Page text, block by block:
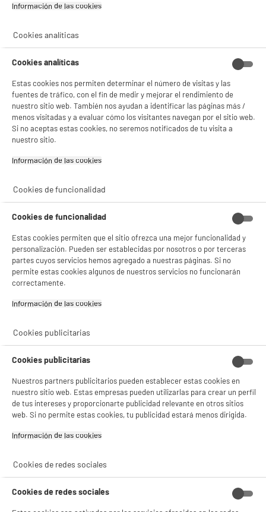
Cuyo0€10
Cuyo0€02
Recogemosgratuitamente
electrodoméstico.
Más información
Garantía incluida :3 años
Hastaagosto 2029
Tipo de producto
Plus produit balisage 100% PRECIOS BAJOS
Référence constructeur SOLAIRE 10 000 MAH
Peso neto
nombre de la empresa o marca
Gestionar cookies
Información de las cookies‎
Cookies analíticas
Cookies analíticas
Estas cookies nos permiten determinar el número de visitas y las
fuentes de tráfico, con el fin de medir y mejorar el rendimiento de
nuestro sitio web. También nos ayudan a identificar las páginas más /
menos visitadas y a evaluar cómo los visitantes navegan por el sitio web.
Si no aceptas estas cookies, no seremos notificados de tu visita a
nuestro sitio.
Información de las cookies‎
Cookies de funcionalidad
Cookies de funcionalidad
Estas cookies permiten que el sitio ofrezca una mejor funcionalidad y
personalización. Pueden ser establecidas por nosotros o por terceras
partes cuyos servicios hemos agregado a nuestras páginas. Si no
permite estas cookies algunos de nuestros servicios no funcionarán
correctamente.
Información de las cookies‎
Cookies publicitarias
Cookies publicitarias
Nuestros partners publicitarios pueden establecer estas cookies en
nuestro sitio web. Estas empresas pueden utilizarlas para crear un perfil
de tus intereses y proporcionarte publicidad relevante en otros sitios
web. Si no permite estas cookies, tu publicidad estará menos dirigida.
Información de las cookies‎
Cookies de redes sociales
Cookies de redes sociales